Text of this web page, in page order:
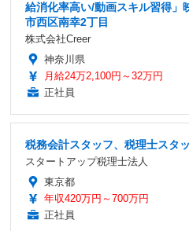
給消化率高い/動画スキル習得」
市西区南幸2丁目
株式会社Creer
神奈川県
月給24万2,100円～32万円
正社員
税務会計スタッフ、税理士スタ
スタートアップ税理士法人
東京都
年収420万円～700万円
正社員